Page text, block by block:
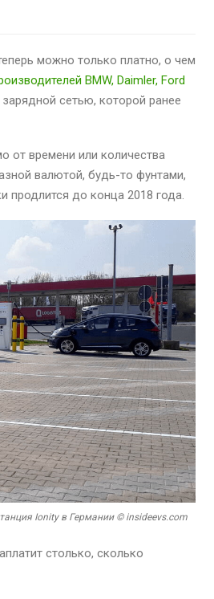
можно только платно, о чем
BMW, Daimler, Ford
сетью, которой ранее
от времени или количества
валютой, будь-то фунтами,
продлится до конца 2018 года.
Ionity в Германии © insideevs.com
столько, сколько